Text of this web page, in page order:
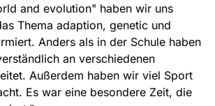
and evolution" haben wir uns
Thema adaption, genetic und
Anders als in der Schule haben
an verschiedenen
Außerdem haben wir viel Sport
Es war eine besondere Zeit, die